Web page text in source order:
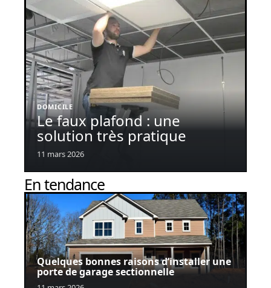
DOMICILE
Le faux plafond : une
solution très pratique
11 mars 2026
En tendance
Quelques bonnes raisons d’installer une
porte de garage sectionnelle